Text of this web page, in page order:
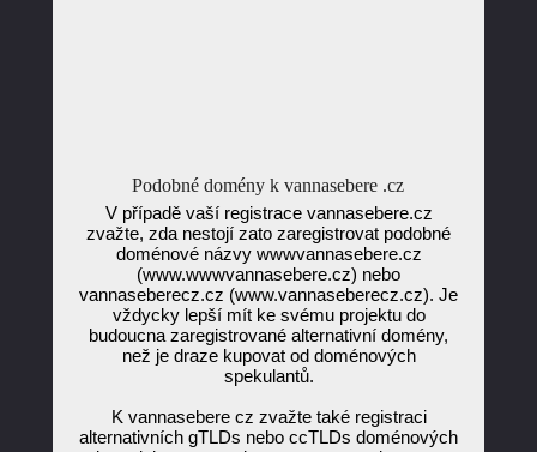
Podobné domény k vannasebere .cz
V případě vaší registrace vannasebere.cz
zvažte, zda nestojí zato zaregistrovat podobné
doménové názvy wwwvannasebere.cz
(www.wwwvannasebere.cz) nebo
vannaseberecz.cz (www.vannaseberecz.cz). Je
vždycky lepší mít ke svému projektu do
budoucna zaregistrované alternativní domény,
než je draze kupovat od doménových
spekulantů.
K vannasebere cz zvažte také registraci
alternativních gTLDs nebo ccTLDs doménových